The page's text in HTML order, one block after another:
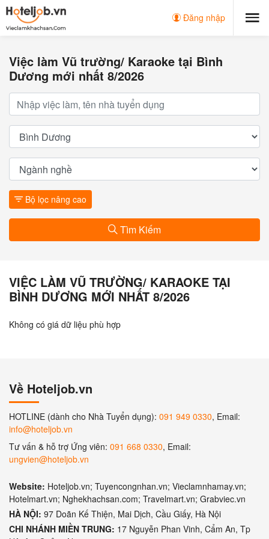
Đăng nhập
Việc làm Vũ trường/ Karaoke tại Bình
Dương mới nhất 8/2026
Bộ lọc nâng cao
Tìm Kiếm
VIỆC LÀM VŨ TRƯỜNG/ KARAOKE TẠI
BÌNH DƯƠNG MỚI NHẤT 8/2026
Không có giá dữ liệu phù hợp
Về Hoteljob.vn
HOTLINE (dành cho Nhà Tuyển dụng): 091 949 0330, Email:
info@hoteljob.vn
Tư vấn & hỗ trợ Ứng viên: 091 668 0330, Email:
ungvien@hoteljob.vn
Website: Hoteljob.vn; Tuyencongnhan.vn; Vieclamnhamay.vn;
Hotelmart.vn; Nghekhachsan.com; Travelmart.vn; Grabviec.vn
HÀ NỘI: 97 Doãn Kế Thiện, Mai Dịch, Cầu Giấy, Hà Nội
CHI NHÁNH MIỀN TRUNG: 17 Nguyễn Phan Vinh, Cẩm An, Tp